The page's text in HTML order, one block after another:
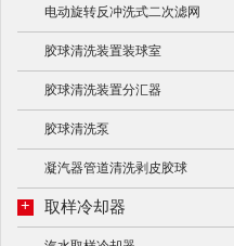
电动旋转反冲洗式二次滤网
胶球清洗装置装球室
胶球清洗装置分汇器
胶球清洗泵
凝汽器管道清洗剥皮胶球
+ 取样冷却器